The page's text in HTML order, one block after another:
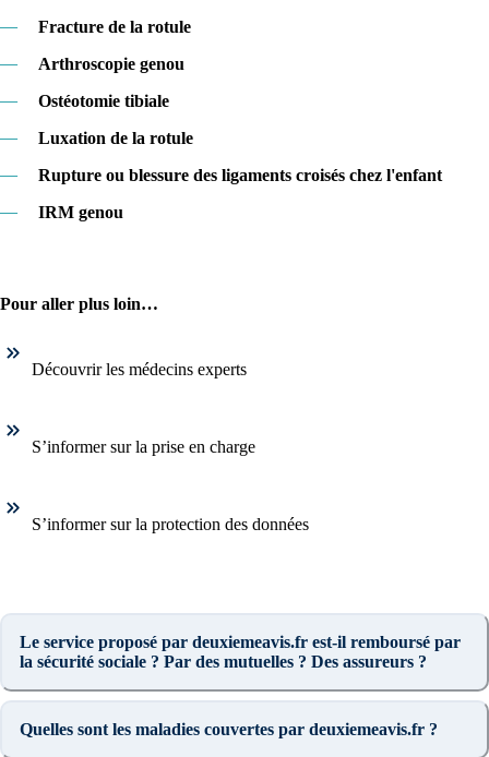
—
Fracture de la rotule
—
Arthroscopie genou
—
Ostéotomie tibiale
—
Luxation de la rotule
—
Rupture ou blessure des ligaments croisés chez l'enfant
—
IRM genou
Pour aller plus loin…
Découvrir les médecins experts
S’informer sur la prise en charge
S’informer sur la protection des données
Le service proposé par deuxiemeavis.fr est-il remboursé par
la sécurité sociale ? Par des mutuelles ? Des assureurs ?
Quelles sont les maladies couvertes par deuxiemeavis.fr ?